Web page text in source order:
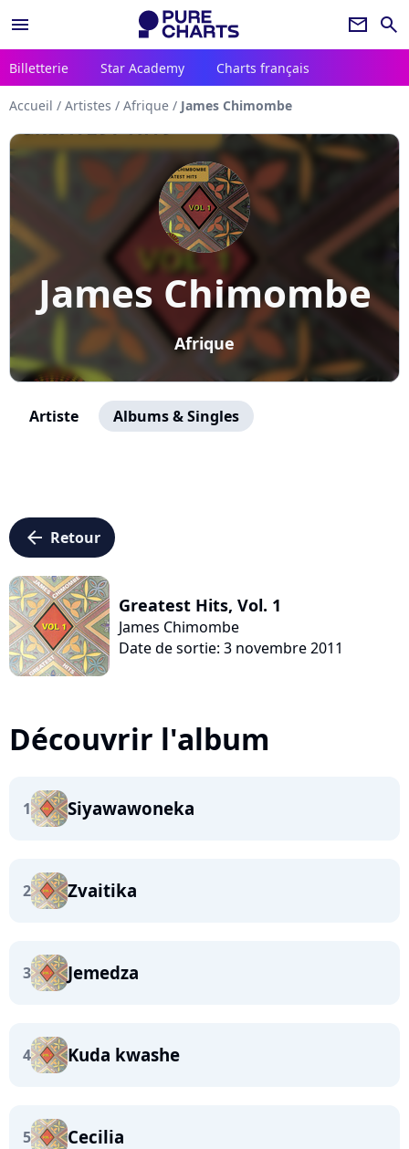
menu newsletter search
Billetterie Star Academy Charts français
Accueil / Artistes / Afrique / James Chimombe
James Chimombe
Afrique
Artiste Albums & Singles
arrow_left Retour
Greatest Hits, Vol. 1
James Chimombe
Date de sortie: 3 novembre 2011
Découvrir l'album
1 Siyawawoneka
2 Zvaitika
3 Jemedza
4 Kuda kwashe
5 Cecilia